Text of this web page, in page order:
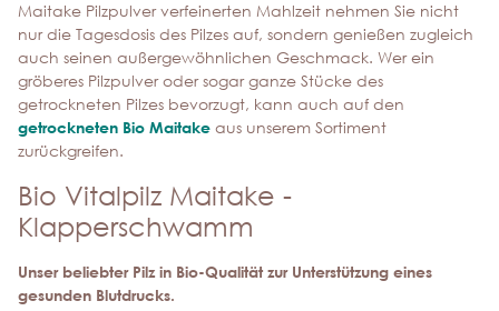
Maitake Pilzpulver verfeinerten Mahlzeit nehmen Sie nicht
nur die Tagesdosis des Pilzes auf, sondern genießen zugleich
auch seinen außergewöhnlichen Geschmack. Wer ein
gröberes Pilzpulver oder sogar ganze Stücke des
getrockneten Pilzes bevorzugt, kann auch auf den
getrockneten Bio Maitake aus unserem Sortiment
zurückgreifen.
Bio Vitalpilz Maitake -
Klapperschwamm
Unser beliebter Pilz in Bio-Qualität zur Unterstützung eines
gesunden Blutdrucks.